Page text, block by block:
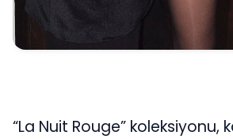
“La Nuit Rouge” koleksiyonu,